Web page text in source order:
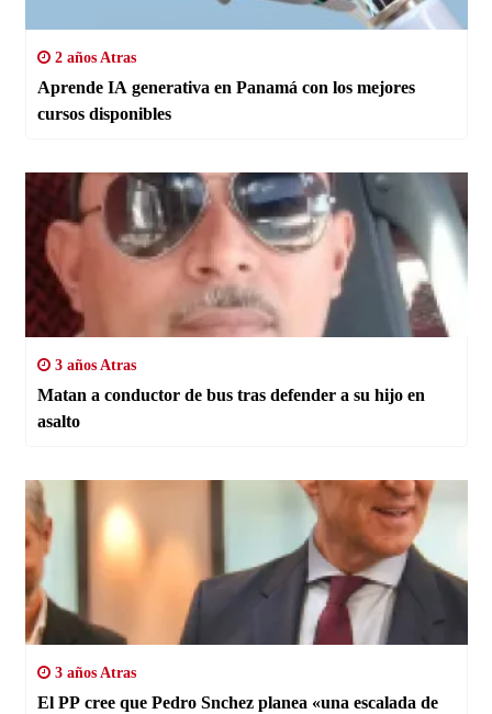
2 años Atras
Aprende IA generativa en Panamá con los mejores
cursos disponibles
3 años Atras
Matan a conductor de bus tras defender a su hijo en
asalto
3 años Atras
El PP cree que Pedro Snchez planea «una escalada de